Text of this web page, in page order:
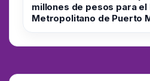
millones de pesos para el
Metropolitano de Puerto